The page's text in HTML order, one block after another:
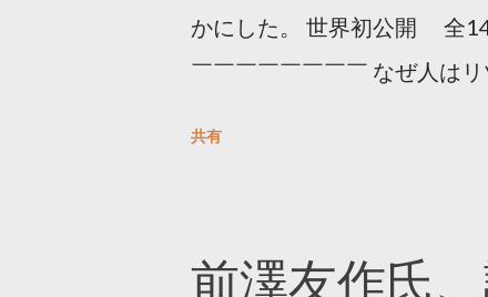
かにした。 世界初公開 全
￣￣￣￣￣￣￣￣ なぜ人は
共有
前澤友作氏